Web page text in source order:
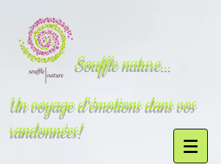
Souffle nature...
Un voyage d'émotions dans vos
randonnées!